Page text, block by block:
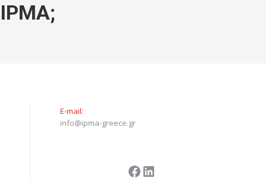
E-mail:
info@ipma-greece.gr
Facebook
Linkedin